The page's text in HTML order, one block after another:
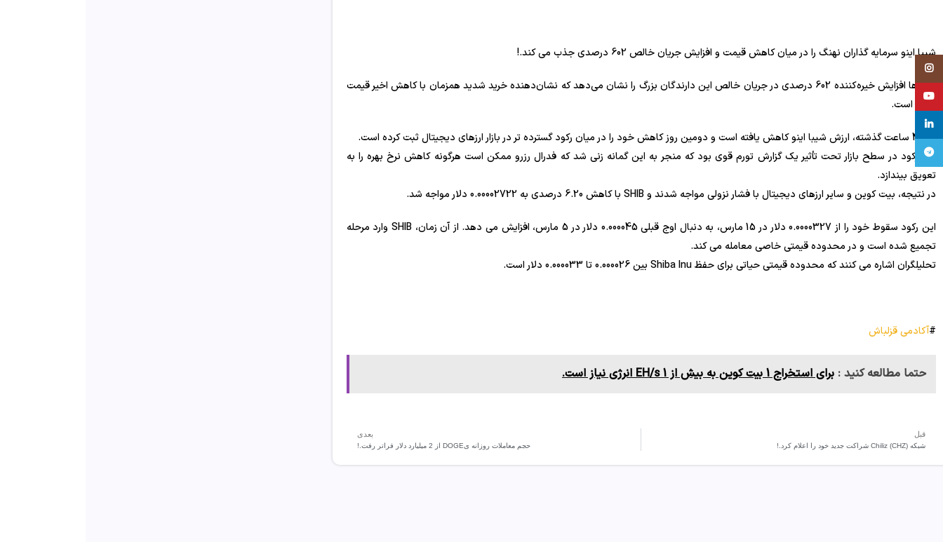
شیبا اینو سرمایه گذاران نهنگ را در میان کاهش قیمت و افزایش جریان خالص 602 درصدی جذب می کند.!
داده‌ها افزایش خیره‌کننده 602 درصدی در جریان خالص این دارندگان بزرگ را نشان می‌دهد که نشان‌دهنده خرید شدید همزمان با کاهش اخیر قیمت
SHIB است.
در 48 ساعت گذشته، ارزش شیبا اینو کاهش یافته است و دومین روز کاهش خود را در میان رکود گسترده تر در بازار ارزهای دیجیتال ثبت کرده است.
این رکود در سطح بازار تحت تأثیر یک گزارش تورم قوی بود که منجر به این گمانه زنی شد که فدرال رزرو ممکن است هرگونه کاهش نرخ بهره را به
تعویق بیندازد.
در نتیجه، بیت کوین و سایر ارزهای دیجیتال با فشار نزولی مواجه شدند و SHIB با کاهش 6.20 درصدی به 0.00002722 دلار مواجه شد.
این رکود سقوط خود را از 0.0000327 دلار در 15 مارس، به دنبال اوج قبلی 0.000045 دلار در 5 مارس، افزایش می دهد. از آن زمان، SHIB وارد مرحله
تجمیع شده است و در محدوده قیمتی خاصی معامله می کند.
تحلیلگران اشاره می کنند که محدوده قیمتی حیاتی برای حفظ Shiba Inu بین 0.000026 تا 0.000033 دلار است.
#آکادمی قزلباش
حتما مطالعه کنید : برای استخراج 1 بیت کوین به بیش از 1 EH/s انرژی نیاز است.
قبل
شبکه Chiliz (CHZ) شراکت جدید خود را اعلام کرد.!
بعدی
حجم معاملات روزانه یDOGE از 2 میلیارد دلار فراتر رفت.!
YouTube
تلگرام